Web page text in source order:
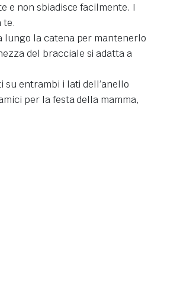
e non sbiadisce facilmente. I
te.
lungo la catena per mantenerlo
del bracciale si adatta a
entrambi i lati dell’anello
per la festa della mamma,